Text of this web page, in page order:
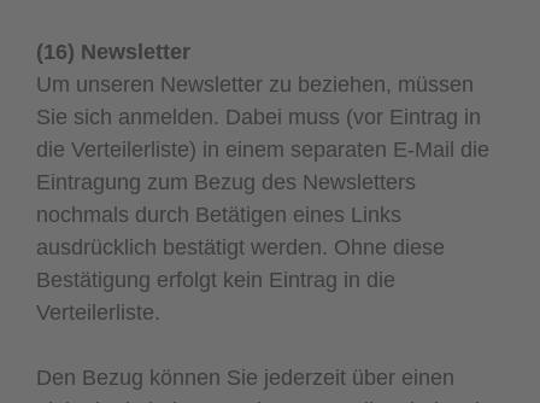
(16) Newsletter
Um unseren Newsletter zu beziehen, müssen
Sie sich anmelden. Dabei muss (vor Eintrag in
die Verteilerliste) in einem separaten E-Mail die
Eintragung zum Bezug des Newsletters
nochmals durch Betätigen eines Links
ausdrücklich bestätigt werden. Ohne diese
Bestätigung erfolgt kein Eintrag in die
Verteilerliste.
Den Bezug können Sie jederzeit über einen